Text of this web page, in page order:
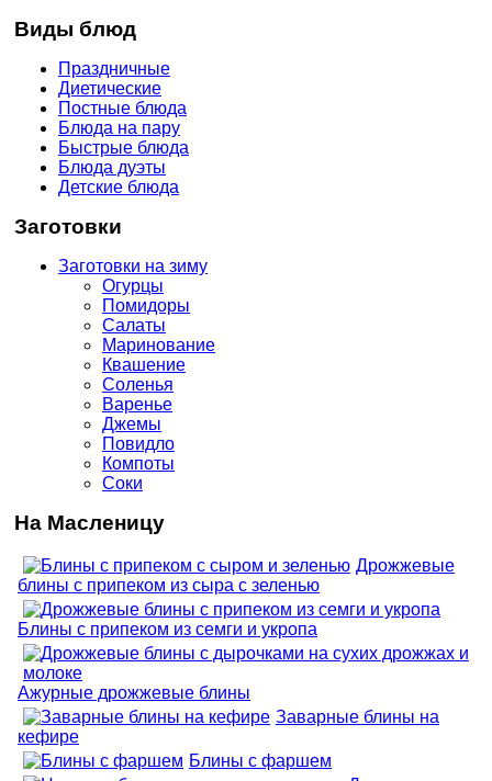
Виды блюд
Праздничные
Диетические
Постные блюда
Блюда на пару
Быстрые блюда
Блюда дуэты
Детские блюда
Заготовки
Заготовки на зиму
Огурцы
Помидоры
Салаты
Маринование
Квашение
Соленья
Варенье
Джемы
Повидло
Компоты
Соки
На Масленицу
Дрожжевые
блины с припеком из сыра с зеленью
Блины с припеком из семги и укропа
Ажурные дрожжевые блины
Заварные блины на
кефире
Блины с фаршем